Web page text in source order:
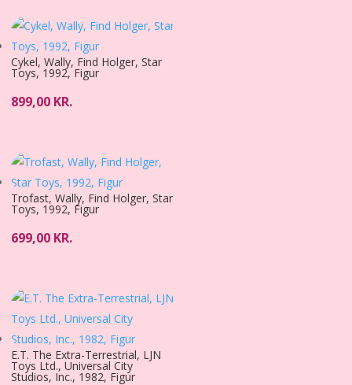
Cykel, Wally, Find Holger, Star
Toys, 1992, Figur
899,00 KR.
Trofast, Wally, Find Holger, Star
Toys, 1992, Figur
699,00 KR.
E.T. The Extra-Terrestrial, LJN
Toys Ltd., Universal City
Studios, Inc., 1982, Figur